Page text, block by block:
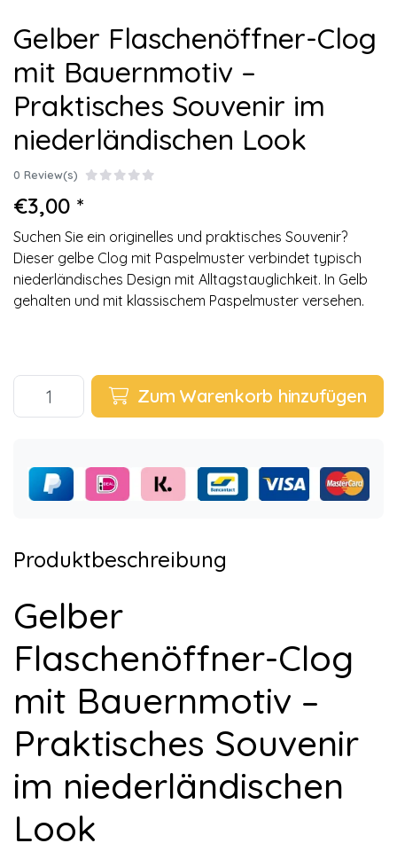
Gelber Flaschenöffner-Clog
mit Bauernmotiv –
Praktisches Souvenir im
niederländischen Look
0 Review(s)
€3,00 *
Suchen Sie ein originelles und praktisches Souvenir?
Dieser gelbe Clog mit Paspelmuster verbindet typisch
niederländisches Design mit Alltagstauglichkeit. In Gelb
gehalten und mit klassischem Paspelmuster versehen.
Zum Warenkorb hinzufügen
Produktbeschreibung
Gelber
Flaschenöffner-Clog
mit Bauernmotiv –
Praktisches Souvenir
im niederländischen
Look